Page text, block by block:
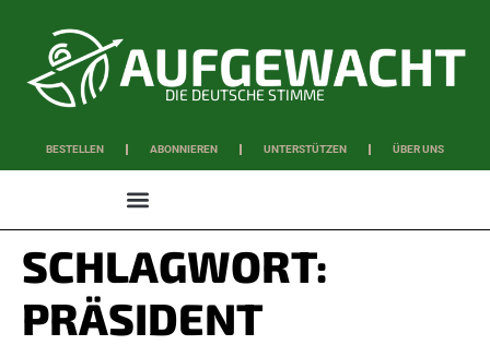
DIE DEUTSCHE STIMME
BESTELLEN ABONNIEREN UNTERSTÜTZEN ÜBER UNS
SCHLAGWORT:
PRÄSIDENT